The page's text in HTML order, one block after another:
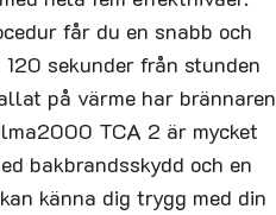
får du en snabb och
sekunder från stunden
på värme har brännaren
TCA 2 är mycket
bakbrandsskydd och en
känna dig trygg med din